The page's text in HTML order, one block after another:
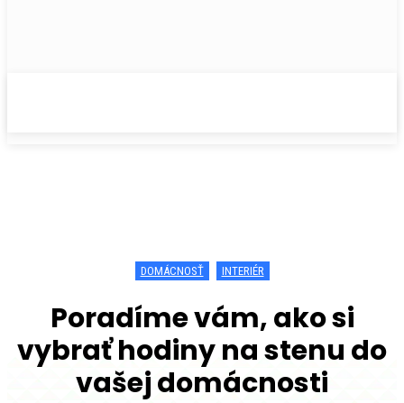
DOMÁCNOSŤ INTERIÉR
Poradíme vám, ako si
vybrať hodiny na stenu do
vašej domácnosti